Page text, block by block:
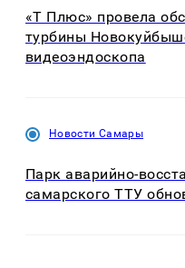
«Т Плюс» провела
турбины
видеоэндоскопа
Новости Самары
Парк аварийно-
самарского ТТУ